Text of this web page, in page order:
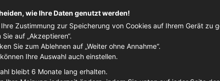
Lust auf den Genuss. Auf den
aus dem eigenen Departement sowie
Tropfen. Und davon hat
wie Ihre Daten genutzt werden!
Ihre Zustimmung zur Speicherung von Cookies auf Ihrem Gerät zu
Sie auf „Akzeptieren“.
Sie zum Ablehnen auf „Weiter ohne Annahme“.
Ihre Auswahl auch einstellen.
bleibt 6 Monate lang erhalten.